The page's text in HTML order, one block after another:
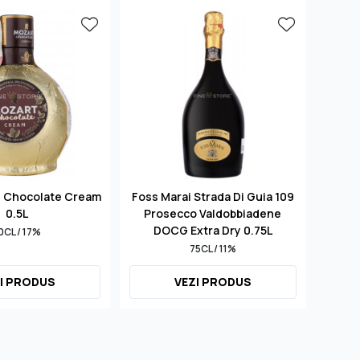
Cream
0.5L
/ 17%
PRODUS
Foss Marai Strada Di Guia 109
Prosecco Valdobbiadene
DOCG Extra Dry 0.75L
75CL / 11%
VEZI PRODUS